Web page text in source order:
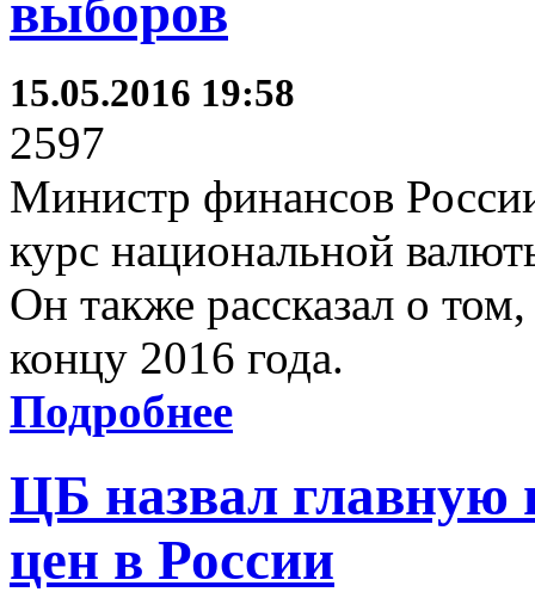
выборов
15.05.2016 19:58
2597
Министр финансов
курс национальной
Он также рассказал о
концу 2016 года.
Подробнее
ЦБ назвал главную
цен в России